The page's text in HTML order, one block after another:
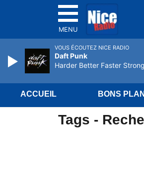
MENU
ACCUEIL BONS
Tags -
VOUS ÉCOUTEZ NICE RADIO
Daft Punk
Harder Better Faster